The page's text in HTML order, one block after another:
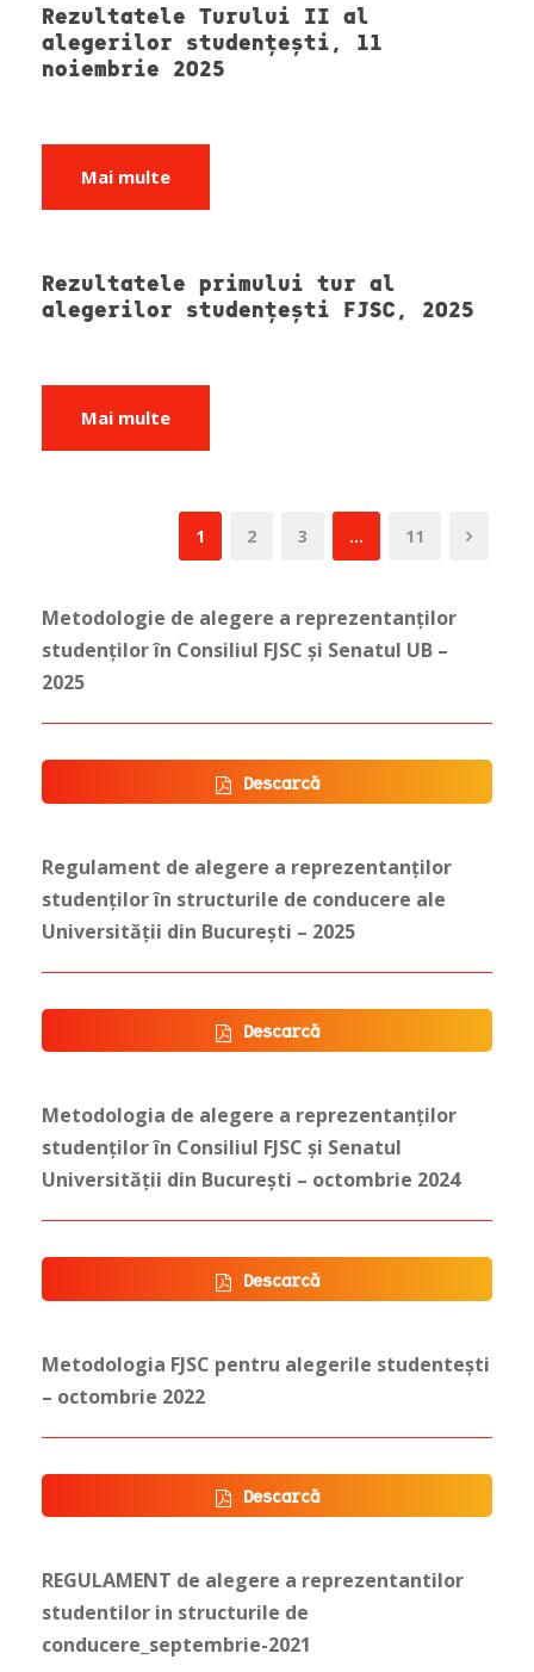
Rezultatele Turului II al
alegerilor studențești, 11
noiembrie 2025
Mai multe
Rezultatele primului tur al
alegerilor studențești FJSC, 2025
Mai multe
1 2 3 … 11
Metodologie de alegere a reprezentanților
studenților în Consiliul FJSC și Senatul UB –
2025
Descarcă
Regulament de alegere a reprezentanților
studenților în structurile de conducere ale
Universității din București – 2025
Descarcă
Metodologia de alegere a reprezentanților
studenților în Consiliul FJSC și Senatul
Universității din București – octombrie 2024
Descarcă
Metodologia FJSC pentru alegerile studentești
– octombrie 2022
Descarcă
REGULAMENT de alegere a reprezentantilor
studentilor in structurile de
conducere_septembrie-2021